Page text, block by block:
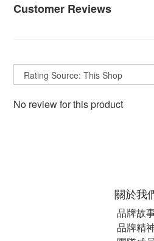
Customer Reviews
No review for this product
關於我
品牌故
品牌精